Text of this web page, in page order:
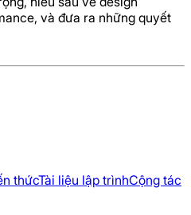
và đưa ra những quyết
thứcTài liệu lập trìnhCộng tác